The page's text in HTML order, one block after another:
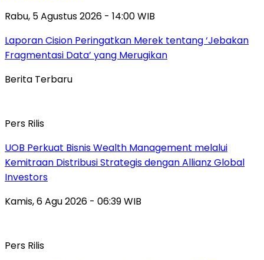
Rabu, 5 Agustus 2026 - 14:00 WIB
Laporan Cision Peringatkan Merek tentang ‘Jebakan
Fragmentasi Data’ yang Merugikan
Berita Terbaru
Pers Rilis
UOB Perkuat Bisnis Wealth Management melalui
Kemitraan Distribusi Strategis dengan Allianz Global
Investors
Kamis, 6 Agu 2026 - 06:39 WIB
Pers Rilis